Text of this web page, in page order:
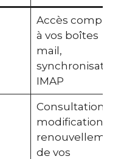
Accès complet
à vos boîtes
mail,
synchronisation
IMAP
Consultation,
modification,
de vos